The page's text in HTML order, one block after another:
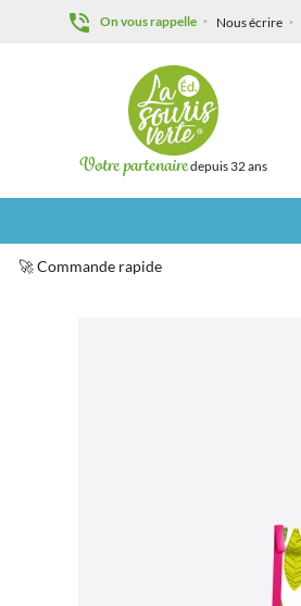
On vous rappelle Nous écrire
Votre partenairedepuis 32 ans
🚀 Commande rapide
Accueil Nouveautés